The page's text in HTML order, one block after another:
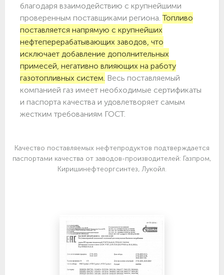
благодаря взаимодействию с крупнейшими
проверенным поставщиками региона.Топливо
поставляется напрямую с крупнейших
нефтеперерабатывающих заводов, что
исключает добавление дополнительных
примесей, негативно влияющих на работу
газотопливных систем. Весь поставляемый
компанией газ имеет необходимые сертификаты
и паспорта качества и удовлетворяет самым
жестким требованиям ГОСТ.
Качество поставляемых нефтепродуктов подтверждается
паспортами качества от заводов-производителей: Газпром,
Киришинефтеоргсинтез, Лукойл.